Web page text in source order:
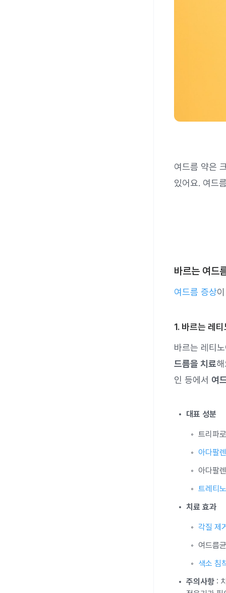
여드름 약은
있어요. 여드
바르는 여드
여드름 증상
1. 바르는 레
바르는 레티
드름을 치료
인 등에서 여
대표 성분
트리파
아다팔렌
아다팔
트레티
치료 효과
각질 제
여드름
색소 침
주의사항 :